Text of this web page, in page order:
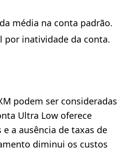
média na conta padrão.
por inatividade da conta.
podem ser consideradas
Ultra Low oferece
a ausência de taxas de
diminui os custos